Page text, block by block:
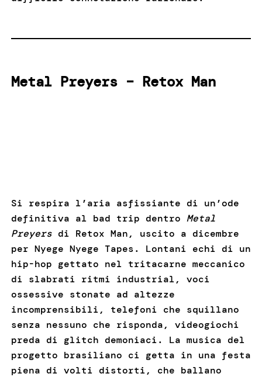
Metal Preyers – Retox Man
Si respira l’aria asfissiante di un’ode
definitiva al bad trip dentro Metal
Preyersdi Retox Man, uscito a dicembre
per Nyege Nyege Tapes. Lontani echi di un
hip-hop gettato nel tritacarne meccanico
di slabrati ritmi industrial, voci
ossessive stonate ad altezze
incomprensibili, telefoni che squillano
senza nessuno che risponda, videogiochi
preda di glitch demoniaci. La musica del
progetto brasiliano ci getta in una festa
piena di volti distorti, che ballano